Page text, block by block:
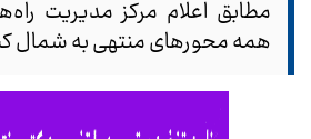
مطابق اعلام مرکز مدیریت
همه محور‌های منتهی به شمال